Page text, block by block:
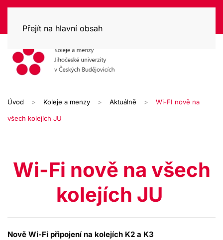
Přejít na hlavní obsah
Úvod Koleje a menzy Aktuálně Wi-FI nově na
všech kolejích JU
Wi-Fi nově na všech
kolejích JU
Nově Wi-Fi připojení na kolejích K2 a K3